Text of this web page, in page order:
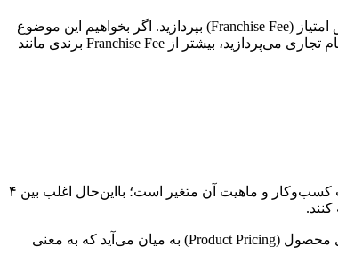
بدیهی است هر چه نام تجاری برندی که قصد دارید فرانچایز آن را خریداری کنید، مشهورتر و معتبرتر باشد، باید هزینه بیشتری را به‌عنوان هزینه اولیه حق امتیاز (Franchise Fee) بپردازید. اگر بخواهیم این موضوع
را با مثالی برای شما شفاف‌تر کنیم، می‌توانیم به نام تجاری شناخته‌شده جهانی مانند Taco Bell اشاره کنیم. قاعدتاً هزینه‌ای که برای Franchise Fee این نام تجاری می‌پردازید، بیشتر از Franchise Fee برندی مانند
طبق قرارداد فرانچایز، نمایندگی‌ها باید درصدی از فروش خود را به‌صورت هفتگی، ماهیانه یا سه ماهه به فرانچایزر بپردازند. این درصد با توجه به صنعت کسب‌وکار و ماهیت آن متغیر است؛ بااین‌حال اغلب بین ۴
در برخی از کسب‌وکارها، نمایندگان برند باید اکثر موجودی محصولات خود را از فرانچایزر (دفتر مرکزی) تأمین کنند. در این صورت اصطلاح قیمت‌گذاری محصول (Product Pricing) به میان می‌آید که به معنی